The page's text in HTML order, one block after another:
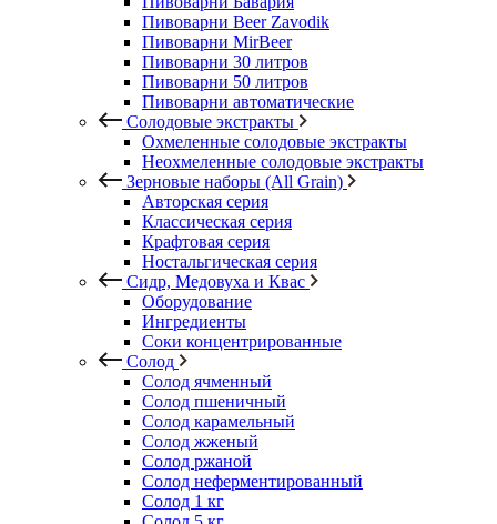
Пивоварни Beer Zavodik
Пивоварни MirBeer
Пивоварни 30 литров
Пивоварни 50 литров
Пивоварни автоматические
Солодовые экстракты
Охмеленные солодовые экстракты
Неохмеленные солодовые экстракты
Зерновые наборы (All Grain)
Авторская серия
Классическая серия
Крафтовая серия
Ностальгическая серия
Сидр, Медовуха и Квас
Оборудование
Ингредиенты
Соки концентрированные
Солод
Солод ячменный
Солод пшеничный
Солод карамельный
Солод жженый
Солод ржаной
Солод неферментированный
Солод 1 кг